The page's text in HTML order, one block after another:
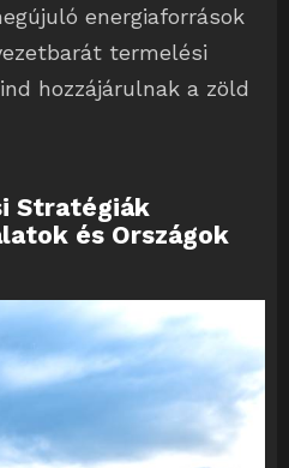
energiaforrások
termelési
hozzájárulnak a zöld
Stratégiák
és Országok